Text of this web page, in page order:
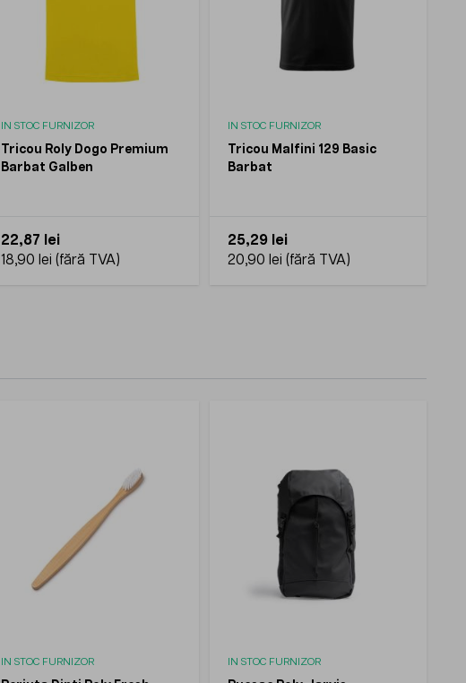
IN STOC FURNIZOR
Tricou Roly Dogo Premium
Barbat Galben
22,87 lei
18,90 lei
IN STOC FURNIZOR
Tricou Malfini 129 Basic
Barbat
25,29 lei
20,90 lei
IN STOC FURNIZOR IN STOC FURNIZOR